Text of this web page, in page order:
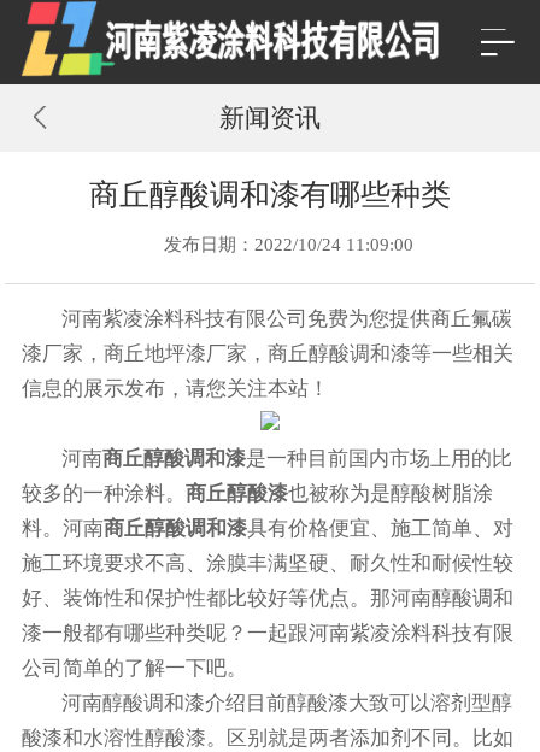
新闻资讯
商丘醇酸调和漆有哪些种类
发布日期：2022/10/24 11:09:00
河南紫凌涂料科技有限公司免费为您提供商丘氟碳
漆厂家 ，商丘地坪漆厂家，商丘醇酸调和漆等一些相关
信息的展示发布，请您关注本站！
河南商丘醇酸调和漆是一种目前国内市场上用的比
较多的一种涂料。 商丘醇酸漆也被称为是醇酸树脂涂
料。河南商丘醇酸调和漆具有价格便宜、施工简单、对
施工环境要求不高、涂膜丰满坚硬、耐久性和耐候性较
好、装饰性和保护性都比较好等优点。那河南醇酸调和
漆一般都有哪些种类呢？一起跟河南紫凌涂料科技有限
公司简单的了解一下吧。
河南醇酸调和漆介绍目前醇酸漆大致可以溶剂型醇
酸漆和水溶性醇酸漆。区别就是两者添加剂不同。比如